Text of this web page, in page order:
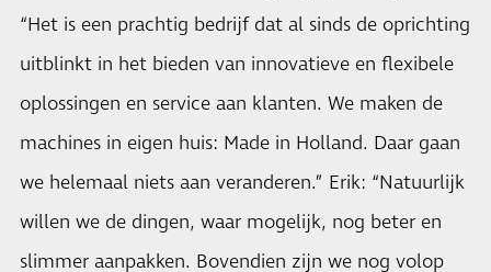
“Het is een prachtig bedrijf dat al sinds de oprichting
uitblinkt in het bieden van innovatieve en flexibele
oplossingen en service aan klanten. We maken de
machines in eigen huis: Made in Holland. Daar gaan
we helemaal niets aan veranderen.” Erik: “Natuurlijk
willen we de dingen, waar mogelijk, nog beter en
slimmer aanpakken. Bovendien zijn we nog volop